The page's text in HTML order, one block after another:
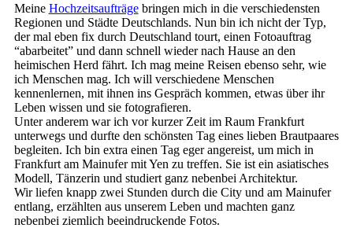
Meine Hochzeitsaufträgebringen mich in die verschiedensten
Regionen und Städte Deutschlands. Nun bin ich nicht der Typ,
der mal eben fix durch Deutschland tourt, einen Fotoauftrag
“abarbeitet” und dann schnell wieder nach Hause an den
heimischen Herd fährt. Ich mag meine Reisen ebenso sehr, wie
ich Menschen mag. Ich will verschiedene Menschen
kennenlernen, mit ihnen ins Gespräch kommen, etwas über ihr
Leben wissen und sie fotografieren.
Unter anderem war ich vor kurzer Zeit im Raum Frankfurt
unterwegs und durfte den schönsten Tag eines lieben Brautpaares
begleiten. Ich bin extra einen Tag eger angereist, um mich in
Frankfurt am Mainufer mit Yen zu treffen. Sie ist ein asiatisches
Modell, Tänzerin und studiert ganz nebenbei Architektur.
Wir liefen knapp zwei Stunden durch die City und am Mainufer
entlang, erzählten aus unserem Leben und machten ganz
nebenbei ziemlich beeindruckende Fotos.